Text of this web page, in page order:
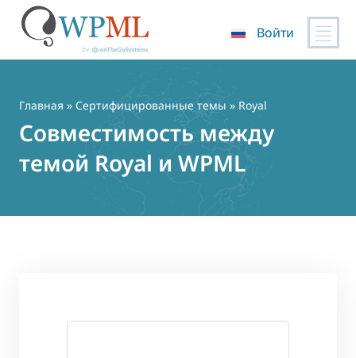
содержимому
Войти
Главная » Сертифицированные темы » Royal
Совместимость между
темой Royal и WPML